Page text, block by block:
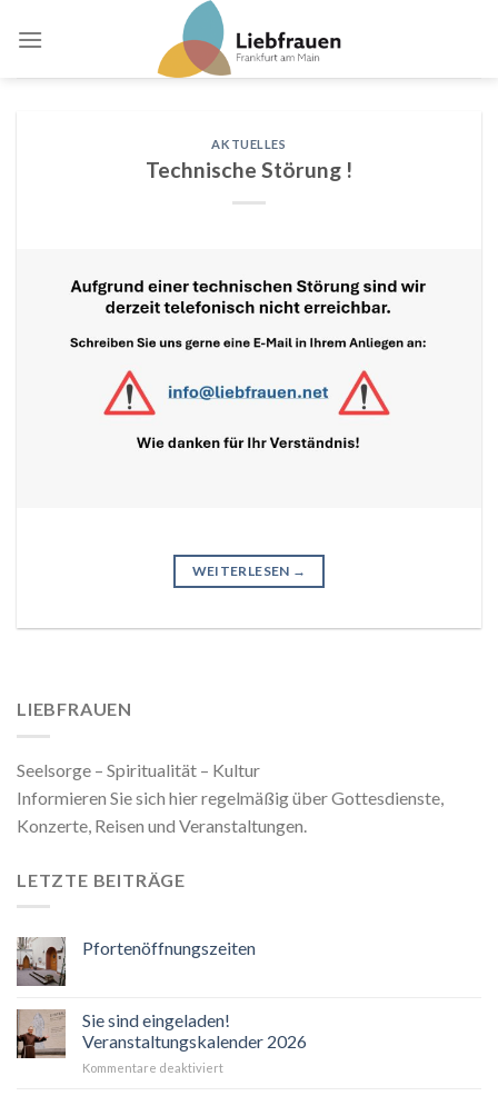
AKTUELLES
Technische Störung !
WEITERLESEN →
LIEBFRAUEN
Seelsorge – Spiritualität – Kultur
Informieren Sie sich hier regelmäßig über Gottesdienste,
Konzerte, Reisen und Veranstaltungen.
LETZTE BEITRÄGE
Pfortenöffnungszeiten
Sie sind eingeladen!
Veranstaltungskalender 2026
Kommentare deaktiviertfür